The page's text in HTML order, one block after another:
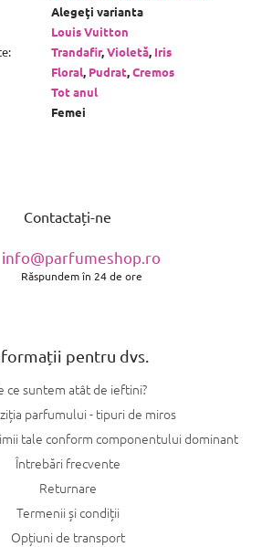
Alegeţi varianta
Louis Vuitton
: Trandafir,Violetă, Iris
Floral, Pudrat,Cremos
Tot anul
Femei
Contactați-ne
info@parfumeshop.ro
Răspundem în 24 de ore
pentru dvs.
ce suntem atât de ieftini?
parfumului - tipuri de miros
tale conform componentului dominant
Întrebări frecvente
Returnare
Termenii și condiții
Opțiuni de transport